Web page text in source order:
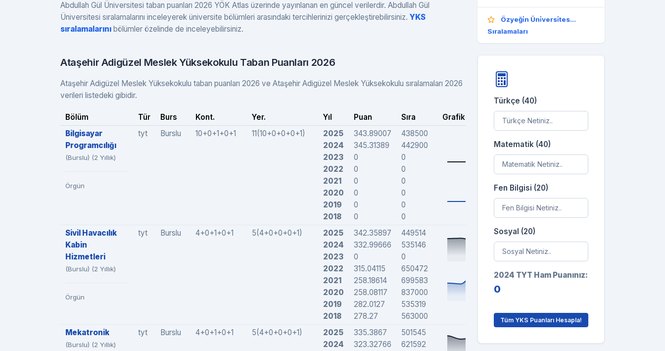
Abdullah Gül Üniversitesi taban puanları 2026 YÖK Atlas üzerinde yayınlanan en güncel verilerdir. Abdullah Gül
Üniversitesi sıralamalarını inceleyerek üniversite bölümleri arasındaki tercihlerinizi gerçekleştirebilirsiniz. YKS
sıralamalarını bölümler özelinde de inceleyebilirsiniz.
Ataşehir Adigüzel Meslek Yüksekokulu Taban Puanları 2026
Ataşehir Adigüzel Meslek Yüksekokulu taban puanları 2026 ve Ataşehir Adigüzel Meslek Yüksekokulu sıralamaları 2026
verileri listedeki gibidir.
Bölüm Tür Burs Kont. Yer. Yıl Puan Sıra
Grafik
Bilgisayar
Programcılığı
(Burslu) (2 Yıllık)
Örgün
tyt Burslu 10+0+1+0+1 11(10+0+0+0+1)
2025
2024
2023
2022
2021
2020
2019
2018
343.89007
345.31389
0
0
0
0
0
0
438500
442900
0
0
0
0
0
0
Sivil Havacılık
Kabin
Hizmetleri
(Burslu) (2 Yıllık)
Örgün
tyt Burslu 4+0+1+0+1 5(4+0+0+0+1)
2025
2024
2023
2022
2021
2020
2019
2018
342.35897
332.99666
0
315.04115
258.18614
258.08117
282.0127
278.27
449514
535146
0
650472
699583
837000
535319
563000
Mekatronik
(Burslu) (2 Yıllık)
tyt Burslu 4+0+1+0+1 5(4+0+0+0+1)
2025
2024
335.3867
323.32766
501545
621592
Özyeği̇n Üni̇versi̇tes...
Sıralamaları
Türkçe (40)
Matematik (40)
Fen Bilgisi (20)
Sosyal (20)
2024 TYT Ham Puanınız:
0
Tüm YKS Puanları Hesapla!